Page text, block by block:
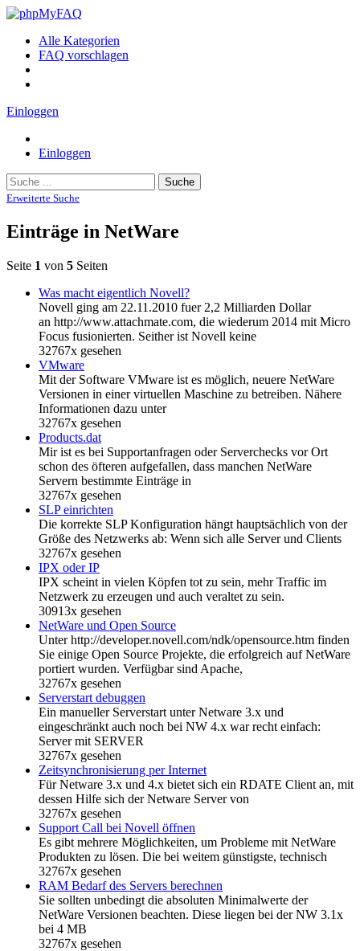
Alle Kategorien
FAQ vorschlagen
Einloggen
Einloggen
Suche
Erweiterte Suche
Einträge in NetWare
Seite 1 von 5 Seiten
Was macht eigentlich Novell?
Novell ging am 22.11.2010 fuer 2,2 Milliarden Dollar
an http://www.attachmate.com, die wiederum 2014 mit Micro
Focus fusionierten. Seither ist Novell keine
32767x gesehen
VMware
Mit der Software VMware ist es möglich, neuere NetWare
Versionen in einer virtuellen Maschine zu betreiben. Nähere
Informationen dazu unter
32767x gesehen
Products.dat
Mir ist es bei Supportanfragen oder Serverchecks vor Ort
schon des öfteren aufgefallen, dass manchen NetWare
Servern bestimmte Einträge in
32767x gesehen
SLP einrichten
Die korrekte SLP Konfiguration hängt hauptsächlich von der
Größe des Netzwerks ab: Wenn sich alle Server und Clients
32767x gesehen
IPX oder IP
IPX scheint in vielen Köpfen tot zu sein, mehr Traffic im
Netzwerk zu erzeugen und auch veraltet zu sein.
30913x gesehen
NetWare und Open Source
Unter http://developer.novell.com/ndk/opensource.htm finden
Sie einige Open Source Projekte, die erfolgreich auf NetWare
portiert wurden. Verfügbar sind Apache,
32767x gesehen
Serverstart debuggen
Ein manueller Serverstart unter Netware 3.x und
eingeschränkt auch noch bei NW 4.x war recht einfach:
Server mit SERVER
32767x gesehen
Zeitsynchronisierung per Internet
Für Netware 3.x und 4.x bietet sich ein RDATE Client an, mit
dessen Hilfe sich der Netware Server von
32767x gesehen
Support Call bei Novell öffnen
Es gibt mehrere Möglichkeiten, um Probleme mit NetWare
Produkten zu lösen. Die bei weitem günstigste, technisch
32767x gesehen
RAM Bedarf des Servers berechnen
Sie sollten unbedingt die absoluten Minimalwerte der
NetWare Versionen beachten. Diese liegen bei der NW 3.1x
bei 4 MB
32767x gesehen